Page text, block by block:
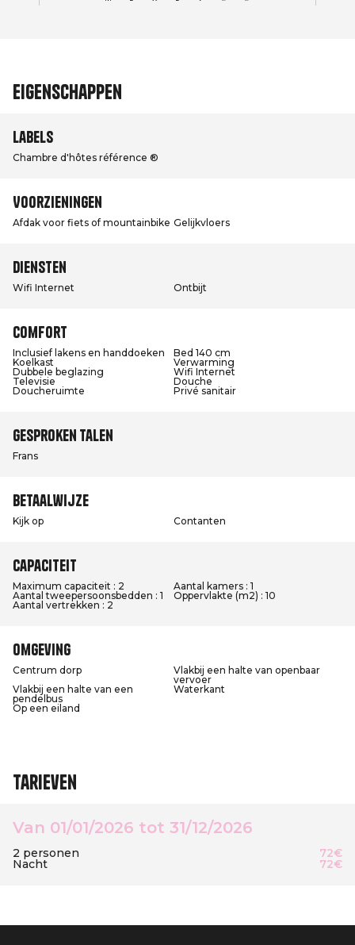
Eigenschappen
Labels
Chambre d'hôtes référence ®
Voorzieningen
Afdak voor fiets of mountainbike Gelijkvloers
Diensten
Wifi Internet Ontbijt
Comfort
Inclusief lakens en handdoeken
Bed 140 cm
Koelkast
Verwarming
Dubbele beglazing
Wifi Internet
Televisie
Douche
Doucheruimte
Privé sanitair
Gesproken talen
Frans
Betaalwijze
Kijk op Contanten
Capaciteit
Maximum capaciteit : 2
Aantal kamers : 1
Aantal tweepersoonsbedden : 1
Oppervlakte (m2) : 10
Aantal vertrekken : 2
Omgeving
Centrum dorp
Vlakbij een halte van openbaar
vervoer
Vlakbij een halte van een
pendelbus
Waterkant
Op een eiland
Tarieven
Van 01/01/2026 tot 31/12/2026
2 personen 72€
Nacht 72€